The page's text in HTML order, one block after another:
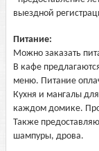
выездной
Питание:
Можно заказать
В кафе
меню. Питание
Кухня и мангалы
каждом домике.
Также
шампуры, дрова.